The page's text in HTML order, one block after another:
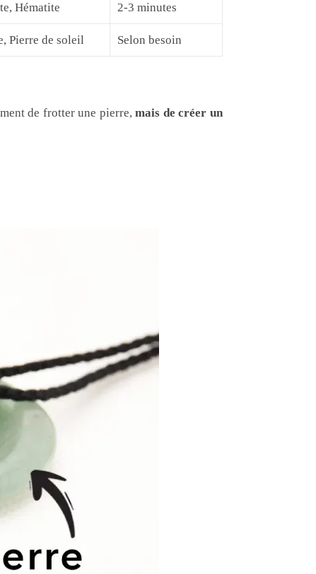
Hématite 2-3 minutes
Pierre de soleil Selon besoin
de frotter une pierre,mais de créer un